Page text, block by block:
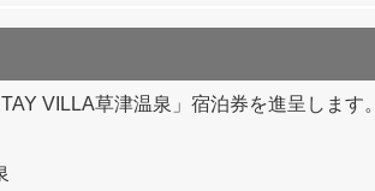
VILLA草津温泉」宿泊券を進呈します。